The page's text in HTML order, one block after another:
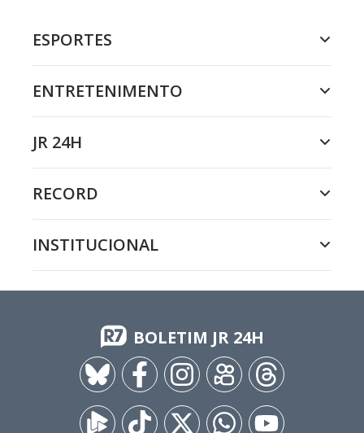
ESPORTES
ENTRETENIMENTO
JR 24H
RECORD
INSTITUCIONAL
BOLETIM JR 24H